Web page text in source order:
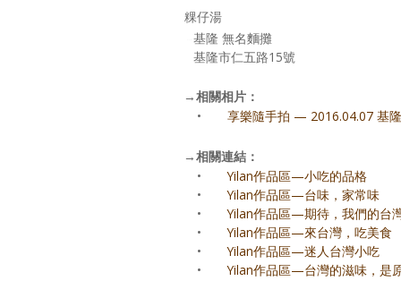
粿仔湯
基隆 無名麵攤
基隆市仁五路15號
→相關相片：
•
享樂隨手拍 — 2016.04.07 基
→相關連結：
•
Yilan作品區—小吃的品格
•
Yilan作品區—台味，家常味
•
Yilan作品區—期待，我們的台
•
Yilan作品區—來台灣，吃美食
•
Yilan作品區—迷人台灣小吃
•
Yilan作品區—台灣的滋味，是